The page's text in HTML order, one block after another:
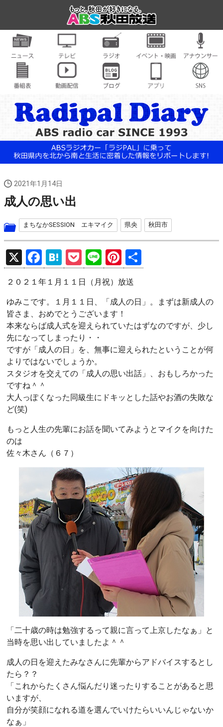
2021年1月14日
成人の思い出
まちなかSESSION エキマイク 県央 秋田市
X
F
a
ce
b
o
o
k
H
at
e
n
a
P
o
ck
et
Li
n
e
Pi
nt
er
es
t
有
２０２１年１月１１日（月祝）放送
ゆみこです。１月１１日、「成人の日」。まずは新成人の
皆さま、おめでとうございます！
本来ならば成人式を迎えられていたはずなのですが、少し
先になってしまったり・・
ですが「成人の日」を、無事に迎えられたということが何
よりではないでしょうか。
スタジオを交えての「成人の思い出話」、おもしろかった
ですね＾＾
大人っぽくなった同級生にドキッとした話やお酒の失敗な
ど(笑)
もっと人生の先輩にお話を聞いてみようとマイクを向けた
のは
佐々木さん（６７）
「二十歳の時は勉強するって親に言って上京したなぁ」と
当時を思い出していましたよ＾＾
成人の日を迎えたみなさんに先輩からアドバイスするとし
たら？？
「これからたくさん悩んだり迷ったりすることがあると思
いますが、
自分が笑顔になれる道を選んでいけたらいいんじゃないか
なぁ」